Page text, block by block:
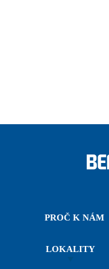
PROČ K NÁM
LOKALITY